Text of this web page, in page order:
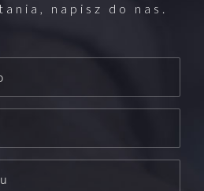
napisz do nas.